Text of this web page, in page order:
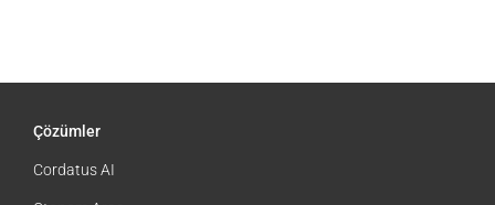
Çözümler
Cordatus AI